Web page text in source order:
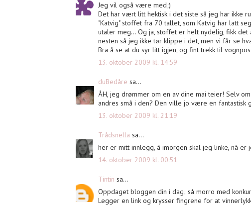
Jeg vil også være med;)
Det har vært litt hektisk i det siste så jeg har ikke
"Katvig" stoffet fra 70 tallet, som Katvig har latt
utaler meg... Og ja, stoffet er helt nydelig, fikk
nesten så jeg ikke tør klippe i det, men vi får se
Bra å se at du syr litt igjen, og fint trekk til
13. oktober 2009 kl. 14:59
duBedåre sa...
ÅH, jeg drømmer om en av dine mai teier! Selv
andres små i den? Den ville jo være en fantastisk
13. oktober 2009 kl. 21:19
Trådsnella sa...
her er mitt innlegg, å imorgen skal jeg linke, nå
14. oktober 2009 kl. 00:51
Tintin sa...
Oppdaget bloggen din i dag; så morro med
Legger en link og krysser fingrene for at